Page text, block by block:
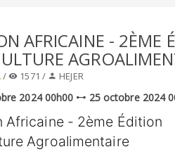
SÉLECTIONNEZ UN/
SELECTIONNEZ UNE
AFRICAINE - 2ÈME
/ 1571 / HEJER
2024 00h00 25 octobre 2024
Africaine - 2ème Édition
Agroalimentaire